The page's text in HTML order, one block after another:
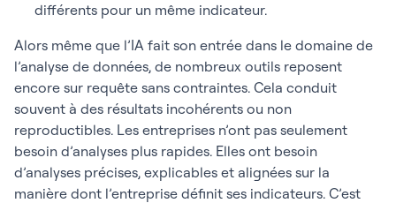
différents pour un même indicateur.
Alors même que l’IA fait son entrée dans le domaine de
l’analyse de données, de nombreux outils reposent
encore sur requête sans contraintes. Cela conduit
souvent à des résultats incohérents ou non
reproductibles. Les entreprises n’ont pas seulement
besoin d’analyses plus rapides. Elles ont besoin
d’analyses précises, explicables et alignées sur la
manière dont l’entreprise définit ses indicateurs. C’est